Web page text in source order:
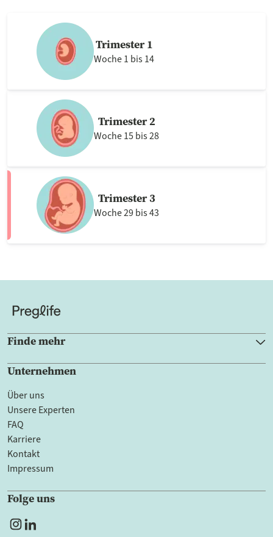
Trimester 1
Woche 1 bis 14
Trimester 2
Woche 15 bis 28
Trimester 3
Woche 29 bis 43
Finde mehr
Unternehmen
Über uns
Unsere Experten
FAQ
Karriere
Kontakt
Impressum
Folge uns